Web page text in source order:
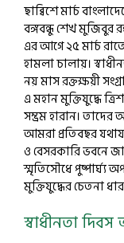
ছাব্বিশে মার্চ
বঙ্গবন্ধু শেখ মুজিবুর
এর আগে ২৫ মার্চ রাতে
হামলা চালায়।
নয় মাস রক্তক্ষয়ী
এ মহান মুক্তিযুদ্ধে
সম্ভ্রম হারান।
আমরা প্রতিবছর
ও বেসরকারি ভবনে
স্মৃতিসৌধে পুষ্পার্ঘ্য
মুক্তিযুদ্ধের চেতনা
স্বাধীনতা